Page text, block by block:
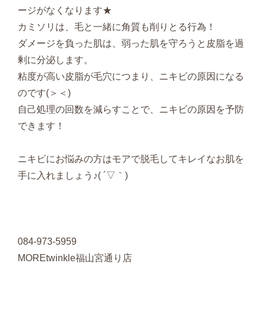
ージがなくなります★
カミソリは、毛と一緒に角質も削りとる行為！
ダメージを負った肌は、弱った肌を守ろうと皮脂を過
剰に分泌します。
粘度が高い皮脂が毛穴につまり、ニキビの原因になる
のです(＞＜)
自己処理の回数を減らすことで、ニキビの原因を予防
できます！
ニキビにお悩みの方はモアで脱毛してキレイなお肌を
手に入れましょう♪( ´▽｀)
084-973-5959
MOREtwinkle福山宮通り店